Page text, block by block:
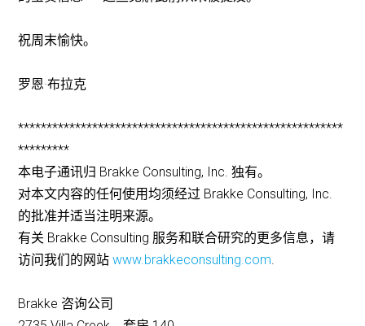
祝周末愉快。
罗恩·布拉克
*********************************************************
*********
本电子通讯归 Brakke Consulting, Inc. 独有。
对本文内容的任何使用均须经过 Brakke Consulting, Inc.
的批准并适当注明来源。
有关 Brakke Consulting 服务和联合研究的更多信息，请
访问我们的网站www.brakkeconsulting.com.
Brakke 咨询公司